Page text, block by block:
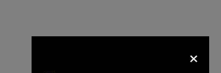
×